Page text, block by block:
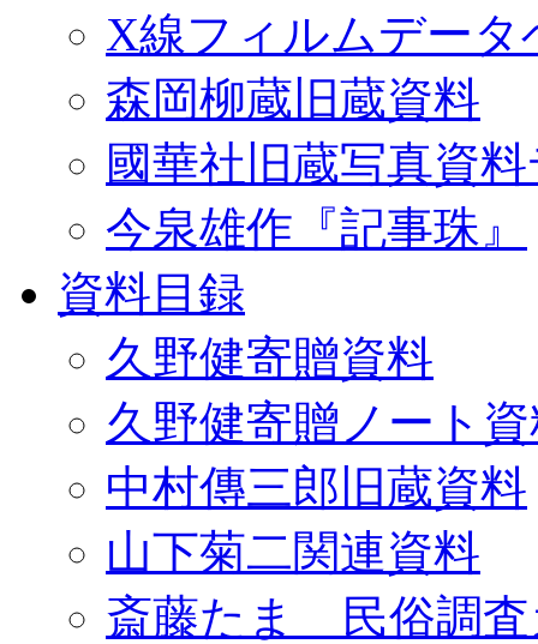
X線フィルムデータ
森岡柳蔵旧蔵資料
國華社旧蔵写真資
今泉雄作『記事珠』
資料目録
久野健寄贈資料
久野健寄贈ノート
中村傳三郎旧蔵資料
山下菊二関連資料
斎藤たま 民俗調査